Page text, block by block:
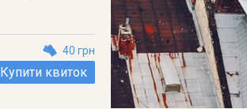
40 грн
Купити квиток